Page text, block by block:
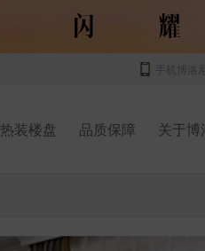
手机博洛
热装楼盘 品质保障 关于